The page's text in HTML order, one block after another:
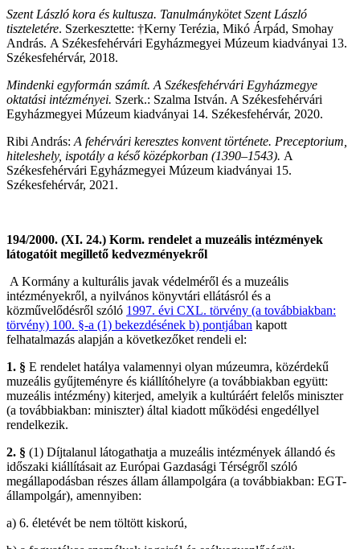
Szent László kora és kultusza. Tanulmánykötet Szent László
tiszteletére. Szerkesztette: †Kerny Terézia, Mikó Árpád, Smohay
András. A Székesfehérvári Egyházmegyei Múzeum kiadványai 13.
Székesfehérvár, 2018.
Mindenki egyformán számít. A Székesfehérvári Egyházmegye
oktatási intézményei. Szerk.: Szalma István. A Székesfehérvári
Egyházmegyei Múzeum kiadványai 14. Székesfehérvár, 2020.
Ribi András: A fehérvári keresztes konvent története. Preceptorium,
hiteleshely, ispotály a késő középkorban (1390–1543). A
Székesfehérvári Egyházmegyei Múzeum kiadványai 15.
Székesfehérvár, 2021.
194/2000. (XI. 24.) Korm. rendelet a muzeális intézmények
látogatóit megillető kedvezményekről
A Kormány a kulturális javak védelméről és a muzeális
intézményekről, a nyilvános könyvtári ellátásról és a
közművelődésről szóló 1997. évi CXL. törvény (a továbbiakban:
törvény) 100. §-a (1) bekezdésének b) pontjában kapott
felhatalmazás alapján a következőket rendeli el:
1. § E rendelet hatálya valamennyi olyan múzeumra, közérdekű
muzeális gyűjteményre és kiállítóhelyre (a továbbiakban együtt:
muzeális intézmény) kiterjed, amelyik a kultúráért felelős miniszter
(a továbbiakban: miniszter) által kiadott működési engedéllyel
rendelkezik.
2. § (1) Díjtalanul látogathatja a muzeális intézmények állandó és
időszaki kiállításait az Európai Gazdasági Térségről szóló
megállapodásban részes állam állampolgára (a továbbiakban: EGT-
állampolgár), amennyiben:
a) 6. életévét be nem töltött kiskorú,